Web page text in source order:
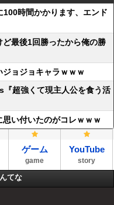
100時間かかります、エンド
ど最後1回勝ったから俺の勝
ジョジョキャラｗｗｗ
超強くて現主人公を食う活
思い付いたのがコレｗｗｗ
ゲーム
game
YouTube
story
てな